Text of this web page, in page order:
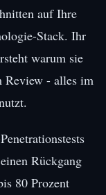
auf Ihre
Stack. Ihr
warum sie
- alles im
Rückgang
80 Prozent